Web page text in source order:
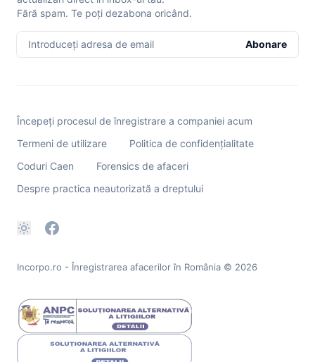
Fără spam. Te poți dezabona oricând.
Introduceți adresa de email Abonare
Începeți procesul de înregistrare a companiei acum
Termeni de utilizare
Politica de confidențialitate
Coduri Caen
Forensics de afaceri
Despre practica neautorizată a dreptului
Incorpo.ro - Înregistrarea afacerilor în România © 2026